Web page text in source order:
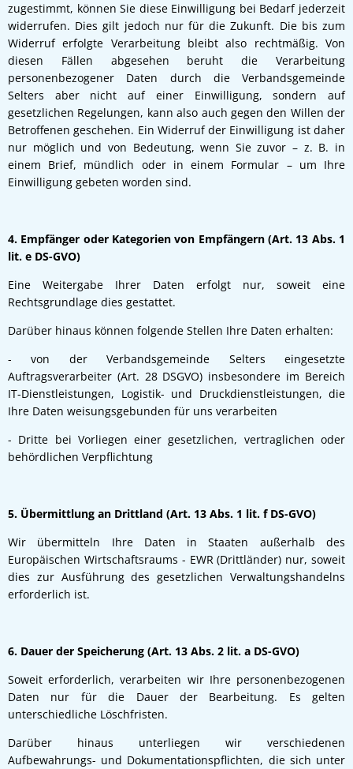
zugestimmt, können Sie diese Einwilligung bei Bedarf jederzeit
widerrufen. Dies gilt jedoch nur für die Zukunft. Die bis zum
Widerruf erfolgte Verarbeitung bleibt also rechtmäßig. Von
diesen Fällen abgesehen beruht die Verarbeitung
personenbezogener Daten durch die Verbandsgemeinde
Selters aber nicht auf einer Einwilligung, sondern auf
gesetzlichen Regelungen, kann also auch gegen den Willen der
Betroffenen geschehen. Ein Widerruf der Einwilligung ist daher
nur möglich und von Bedeutung, wenn Sie zuvor – z. B. in
einem Brief, mündlich oder in einem Formular – um Ihre
Einwilligung gebeten worden sind.
4. Empfänger oder Kategorien von Empfängern (Art. 13 Abs. 1
lit. e DS-GVO)
Eine Weitergabe Ihrer Daten erfolgt nur, soweit eine
Rechtsgrundlage dies gestattet.
Darüber hinaus können folgende Stellen Ihre Daten erhalten:
- von der Verbandsgemeinde Selters eingesetzte
Auftragsverarbeiter (Art. 28 DSGVO) insbesondere im Bereich
IT-Dienstleistungen, Logistik- und Druckdienstleistungen, die
Ihre Daten weisungsgebunden für uns verarbeiten
- Dritte bei Vorliegen einer gesetzlichen, vertraglichen oder
behördlichen Verpflichtung
5. Übermittlung an Drittland (Art. 13 Abs. 1 lit. f DS-GVO)
Wir übermitteln Ihre Daten in Staaten außerhalb des
Europäischen Wirtschaftsraums - EWR (Drittländer) nur, soweit
dies zur Ausführung des gesetzlichen Verwaltungshandelns
erforderlich ist.
6. Dauer der Speicherung (Art. 13 Abs. 2 lit. a DS-GVO)
Soweit erforderlich, verarbeiten wir Ihre personenbezogenen
Daten nur für die Dauer der Bearbeitung. Es gelten
unterschiedliche Löschfristen.
Darüber hinaus unterliegen wir verschiedenen
Aufbewahrungs- und Dokumentationspflichten, die sich unter